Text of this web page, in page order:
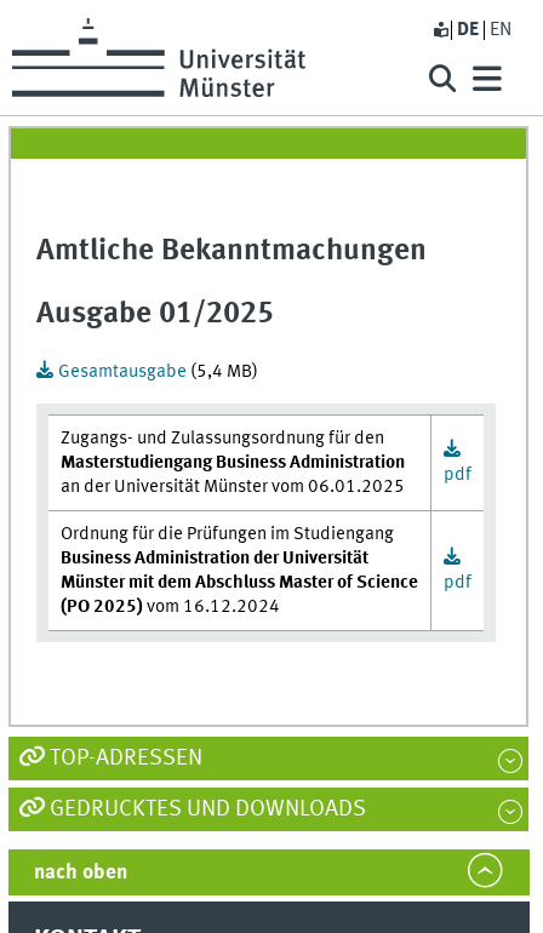
DE EN
Amtliche Bekanntmachungen
Ausgabe 01/2025
Gesamtausgabe (5,4 MB)
Zugangs- und Zulassungsordnung für den
Masterstudiengang Business Administration
an der Universität Münster vom 06.01.2025
pdf
Ordnung für die Prüfungen im Studiengang
Business Administration der Universität
Münster mit dem Abschluss Master of Science
(PO 2025)vom 16.12.2024
pdf
TOP-ADRESSEN
GEDRUCKTES UND DOWNLOADS
nach oben